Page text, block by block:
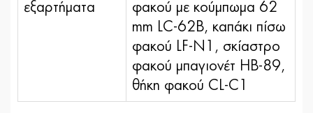
εξαρτήματα
φακού με κούμπωμα 62
mm LC-62B, καπάκι πίσω
φακού LF-N1, σκίαστρο
φακού μπαγιονέτ HB-89,
θήκη φακού CL-C1